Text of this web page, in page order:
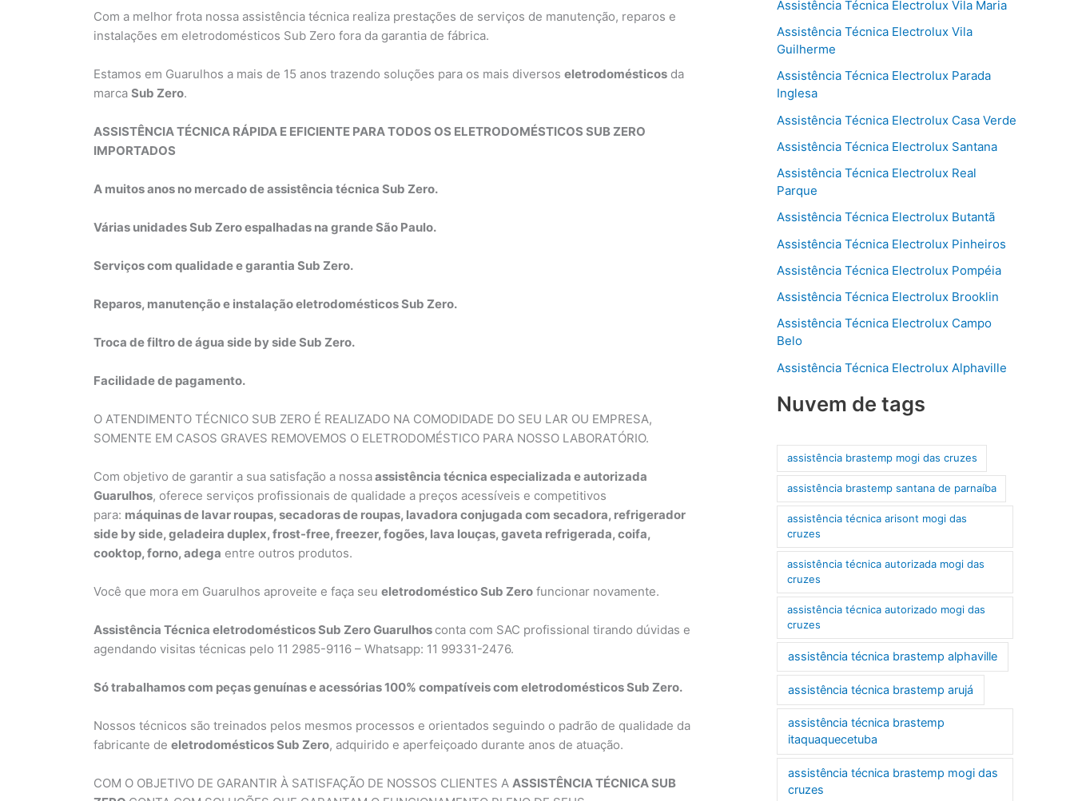
Com a melhor frota nossa assistência técnica realiza prestações de serviços de manutenção, reparos e
instalações em eletrodomésticos Sub Zero fora da garantia de fábrica.
Estamos em Guarulhos a mais de 15 anos trazendo soluções para os mais diversos eletrodomésticos da
marca Sub Zero.
ASSISTÊNCIA TÉCNICA RÁPIDA E EFICIENTE PARA TODOS OS ELETRODOMÉSTICOS SUB ZERO
IMPORTADOS
A muitos anos no mercado de assistência técnica Sub Zero.
Várias unidades Sub Zero espalhadas na grande São Paulo.
Serviços com qualidade e garantia Sub Zero.
Reparos, manutenção e instalação eletrodomésticos Sub Zero.
Troca de filtro de água side by side Sub Zero.
Facilidade de pagamento.
O ATENDIMENTO TÉCNICO SUB ZERO É REALIZADO NA COMODIDADE DO SEU LAR OU EMPRESA,
SOMENTE EM CASOS GRAVES REMOVEMOS O ELETRODOMÉSTICO PARA NOSSO LABORATÓRIO.
Com objetivo de garantir a sua satisfação a nossaassistência técnica especializada e autorizada
Guarulhos, oferece serviços profissionais de qualidade a preços acessíveis e competitivos
para: máquinas de lavar roupas, secadoras de roupas, lavadora conjugada com secadora, refrigerador
side by side, geladeira duplex, frost-free, freezer, fogões, lava louças, gaveta refrigerada, coifa,
cooktop, forno, adega entre outros produtos.
Você que mora em Guarulhos aproveite e faça seu eletrodoméstico Sub Zero funcionar novamente.
Assistência Técnica eletrodomésticos Sub Zero Guarulhos conta com SAC profissional tirando dúvidas e
agendando visitas técnicas pelo 11 2985-9116 – Whatsapp: 11 99331-2476.
Só trabalhamos com peças genuínas e acessórias 100% compatíveis com eletrodomésticos Sub Zero.
Nossos técnicos são treinados pelos mesmos processos e orientados seguindo o padrão de qualidade da
fabricante de eletrodomésticos Sub Zero, adquirido e aperfeiçoado durante anos de atuação.
COM O OBJETIVO DE GARANTIR À SATISFAÇÃO DE NOSSOS CLIENTES A ASSISTÊNCIA TÉCNICA SUB
Assistência Técnica Electrolux Vila Maria
Assistência Técnica Electrolux Vila
Guilherme
Assistência Técnica Electrolux Parada
Inglesa
Assistência Técnica Electrolux Casa Verde
Assistência Técnica Electrolux Santana
Assistência Técnica Electrolux Real
Parque
Assistência Técnica Electrolux Butantã
Assistência Técnica Electrolux Pinheiros
Assistência Técnica Electrolux Pompéia
Assistência Técnica Electrolux Brooklin
Assistência Técnica Electrolux Campo
Belo
Assistência Técnica Electrolux Alphaville
Nuvem de tags
assistência brastemp mogi das cruzes
assistência brastemp santana de parnaíba
assistência técnica arisont mogi das
cruzes
assistência técnica autorizada mogi das
cruzes
assistência técnica autorizado mogi das
cruzes
assistência técnica brastemp alphaville
assistência técnica brastemp arujá
assistência técnica brastemp
itaquaquecetuba
assistência técnica brastemp mogi das
cruzes